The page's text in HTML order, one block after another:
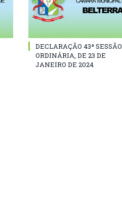
DECLARAÇÃO 43ª SESSÃO
ORDINÁRIA, DE 23 DE
JANEIRO DE 2024